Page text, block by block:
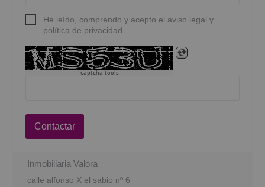
He leído, comprendo y acepto el aviso legal y
política de privacidad
captcha tools
Contactar
Inmobiliaria Valora
calle alfonso X el sabio nº 6